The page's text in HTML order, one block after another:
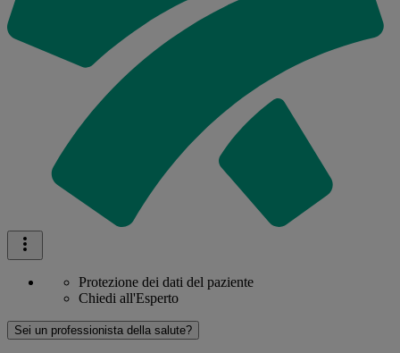
Protezione dei dati del paziente
Chiedi all'Esperto
Sei un professionista della salute?